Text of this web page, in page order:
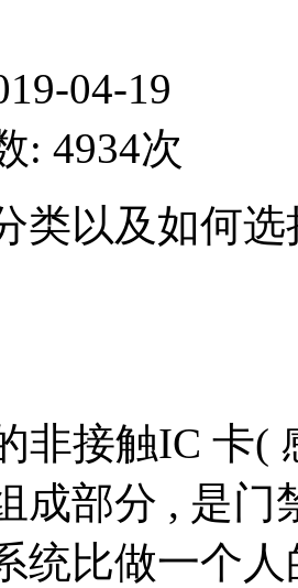
04-19
: 4934次
类以及如何选
接触IC 卡(
成部分 , 是门
统比做一个